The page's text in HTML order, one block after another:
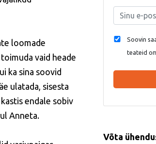
loomade
vaid heade
ka sina soovid
ulatada, sisesta
endale sobiv
Anneta.
Soovin
teateid
Võta